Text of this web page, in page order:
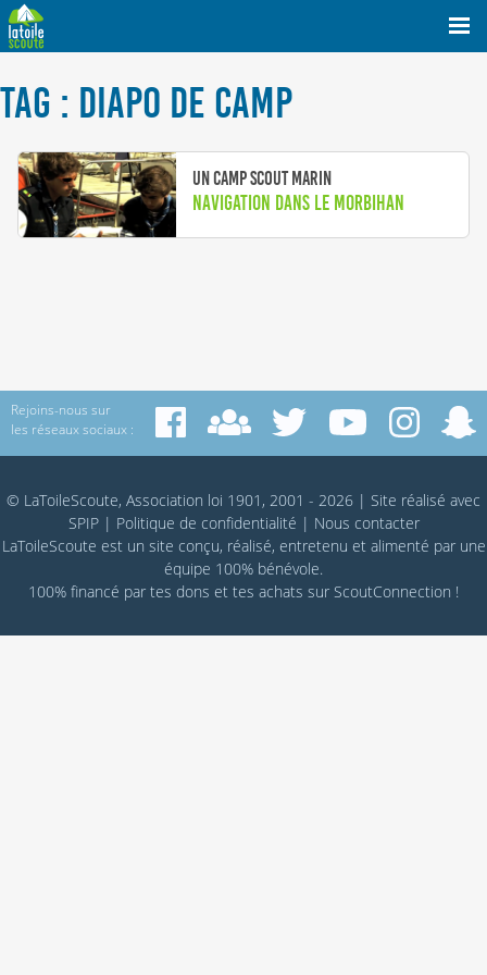
TAG : DIAPO DE CAMP
Un camp scout marin
Navigation dans le Morbihan
Rejoins-nous sur
les réseaux sociaux :
© LaToileScoute, Association loi 1901, 2001 - 2026 | Site réalisé avec
SPIP| Politique de confidentialité | Nous contacter
LaToileScoute est un site conçu, réalisé, entretenu et alimenté par une
équipe 100% bénévole.
100% financé par tes dons et tes achats sur ScoutConnection !